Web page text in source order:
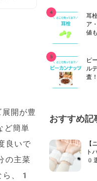
開が豊
簡単
いで
の主菜
ら、1
耳
ア
値
ピ
ル
査
おすすめ記
【
ト
0